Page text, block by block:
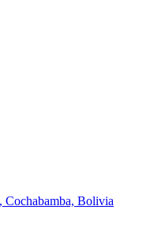
Cochabamba, Bolivia